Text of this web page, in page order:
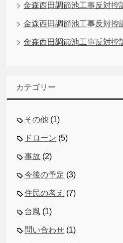
金森西田調節池工事反対控
金森西田調節池工事反対控
金森西田調節池工事反対控
カテゴリー
その他 (1)
ドローン (5)
事故 (2)
今後の予定 (3)
住民の考え (7)
台風 (1)
問い合わせ (1)